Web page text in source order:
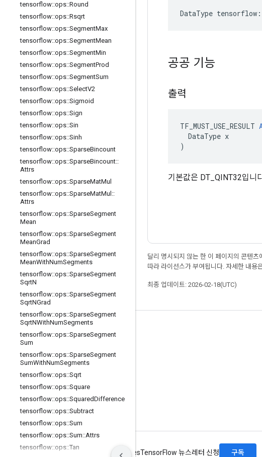
tensorflow::ops::Round
tensorflow::ops::Rsqrt
tensorflow::ops::SegmentMax
tensorflow::ops::SegmentMean
tensorflow::ops::SegmentMin
tensorflow::ops::SegmentProd
tensorflow::ops::SegmentSum
tensorflow::ops::SelectV2
tensorflow::ops::Sigmoid
tensorflow::ops::Sign
tensorflow::ops::Sin
tensorflow::ops::Sinh
tensorflow::ops::SparseBincount
tensorflow::ops::SparseBincount::
Attrs
tensorflow::ops::SparseMatMul
tensorflow::ops::SparseMatMul ::
Attrs
tensorflow::ops::SparseSegment
Mean
tensorflow::ops::SparseSegment
MeanGrad
tensorflow::ops::SparseSegment
MeanWithNumSegments
tensorflow::ops::SparseSegment
SqrtN
tensorflow::ops::SparseSegment
SqrtNGrad
tensorflow::ops::SparseSegment
SqrtNWithNumSegments
tensorflow::ops::SparseSegment
Sum
tensorflow::ops::SparseSegment
SumWithNumSegments
tensorflow::ops::Sqrt
tensorflow::ops::Square
tensorflow::ops::SquaredDifference
tensorflow::ops::Subtract
tensorflow::ops::Sum
tensorflow::ops::Sum::Attrs
tensorflow::ops::Tan
DataType
공공 기능
출력
TF_MUST_USE_RESULT
  DataType x
)
기본값은 DT_QINT32입니
달리 명시되지 않는 한 이 페이지의 콘텐츠
따라 라이선스가 부여됩니다. 자세한 내용
최종 업데이트: 2026-02-18(UTC)
최신 소식 확인하기
블로그
포럼
GitHub
YouTube
개인정보처리방침 Manage cookiesTensorFlow 뉴스레터 신청 구독